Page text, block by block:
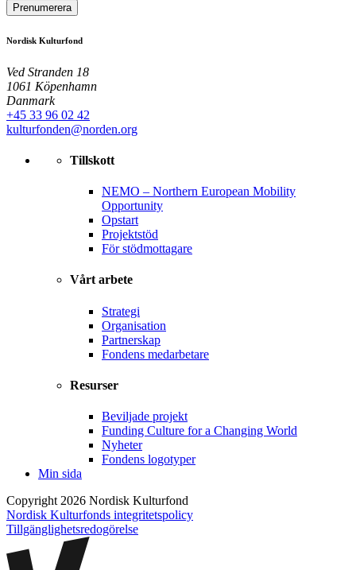
Prenumerera
Nordisk Kulturfond
Ved Stranden 18
1061 Köpenhamn
Danmark
+45 33 96 02 42
kulturfonden@norden.org
Tillskott
NEMO – Northern European Mobility
Opportunity
Opstart
Projektstöd
För stödmottagare
Vårt arbete
Strategi
Organisation
Partnerskap
Fondens medarbetare
Resurser
Beviljade projekt
Funding Culture for a Changing World
Nyheter
Fondens logotyper
Min sida
Copyright 2026 Nordisk Kulturfond
Nordisk Kulturfonds integritetspolicy
Tillgänglighets­redogörelse